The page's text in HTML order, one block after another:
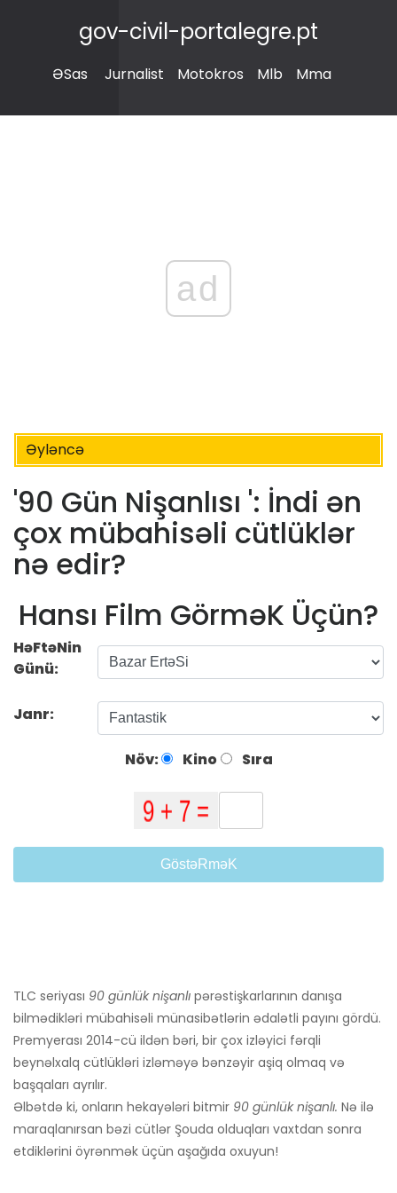
gov-civil-portalegre.pt
ƏSas Jurnalist Motokros Mlb Mma
ad
Əyləncə
'90 Gün Nişanlısı ': İndi ən
çox mübahisəli cütlüklər
nə edir?
Hansı Film GörməK Üçün?
HəFtəNin
Günü:
Janr:
Növ: Kino Sıra
GöstəRməK
TLC seriyası 90 günlük nişanlı pərəstişkarlarının danışa
bilmədikləri mübahisəli münasibətlərin ədalətli payını gördü.
Premyerası 2014-cü ildən bəri, bir çox izləyici fərqli
beynəlxalq cütlükləri izləməyə bənzəyir aşiq olmaq və
başqaları ayrılır.
Əlbətdə ki, onların hekayələri bitmir 90 günlük nişanlı. Nə ilə
maraqlanırsan bəzi cütlər Şouda olduqları vaxtdan sonra
etdiklərini öyrənmək üçün aşağıda oxuyun!